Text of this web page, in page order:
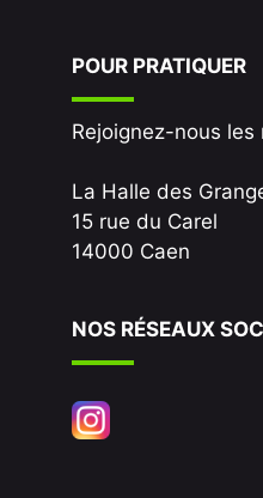
POUR PRATIQUER
Rejoignez-nous
La Halle des
15 rue du Carel
14000 Caen
NOS RÉSEAUX